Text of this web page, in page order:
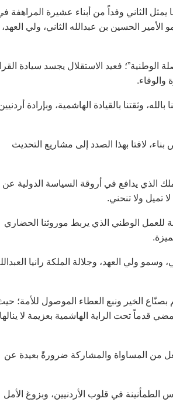
الثاني وفداً من أبناء عشيرة المراهفة
الحسين بن عبدالله الثاني، ولي العهد،
الوطنية”؛ فعيد الاستقلال يجسد سيادة
والوفاء.
وثقتنا بالقيادة الهاشمية، وبإرادة
لافتا بهذا الصدد إلى مشاريع التحديث
الذي يدافع في أروقة السياسة الدولية عن
تميل ولا تنحني.
للعمل الوطني الذي يربط موروثنا الحضاري
ولي العهد، وجلالة الملكة رانيا
بصنّاع الخير ونبع العطاء الموصول للأمة؛
قدماً تحت الراية الهاشمية بعزيمة لا ينالها
من المساواة والمشاركة ضرورةً بعيدة عن
في قلوب الأردنيين، وبزوغ الأمل